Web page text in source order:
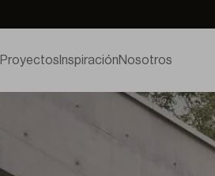
Proyectos InspiraciónNosotros